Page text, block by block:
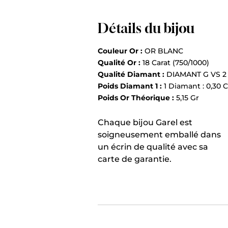
Détails du bijou
Couleur Or : OR BLANC
Qualité Or : 18 Carat (750/1000)
Qualité Diamant : DIAMANT G VS 2
Poids Diamant 1 : 1 Diamant : 0,30
Poids Or Théorique : 5,15 Gr
Chaque bijou Garel est
soigneusement emballé dans
un écrin de qualité avec sa
carte de garantie.